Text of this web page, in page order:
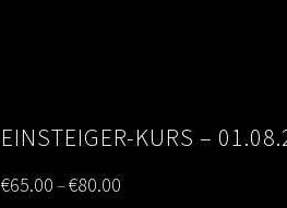
EINSTEIGER-KURS –
€65.00–€80.00